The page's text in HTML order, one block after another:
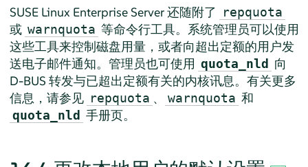
SUSE Linux Enterprise Server还随附了 repquota
或 warnquota 等命令行工具。系统管理员可以使用
这些工具来控制磁盘用量，或者向超出定额的用户发
送电子邮件通知。管理员也可使用 quota_nld 向
D-BUS 转发与已超出定额有关的内核讯息。有关更多
信息，请参见 repquota 、 warnquota 和
quota_nld 手册页。